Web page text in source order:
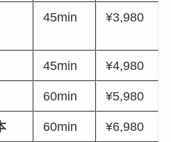
45min ¥3,980
45min ¥4,980
60min ¥5,980
60min ¥6,980